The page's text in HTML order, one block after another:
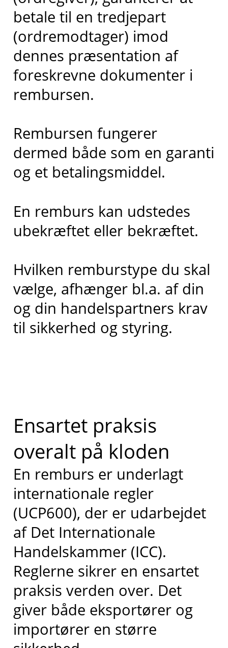
betale til en tredjepart
(ordremodtager) imod
dennes præsentation af
foreskrevne dokumenter i
rembursen.
Rembursen fungerer
dermed både som en garanti
og et betalingsmiddel.
En remburs kan udstedes
ubekræftet eller bekræftet.
Hvilken remburstype du skal
vælge, afhænger bl.a. af din
og din handelspartners krav
til sikkerhed og styring.
Ensartet praksis
overalt på kloden
En remburs er underlagt
internationale regler
(UCP600), der er udarbejdet
af Det Internationale
Handelskammer (ICC).
Reglerne sikrer en ensartet
praksis verden over. Det
giver både eksportører og
importører en større